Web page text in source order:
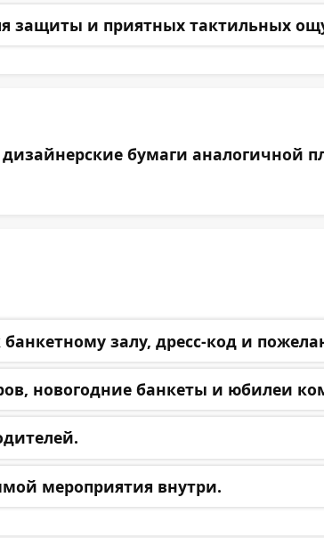
защиты и приятных тактильных
бумаги аналогичной
залу, дресс-код и
новогодние банкеты и юбилеи
мероприятия внутри.